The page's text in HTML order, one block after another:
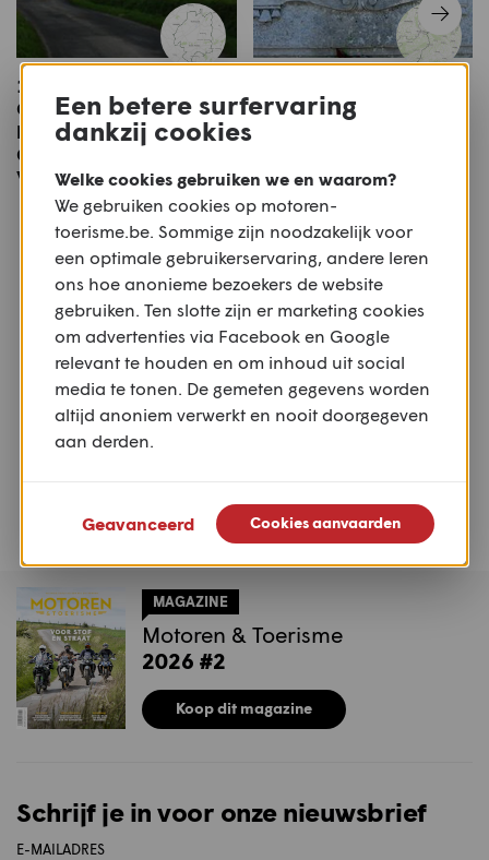
100 km - 20170528
Otegem - Fragnes -
Ellezelles - Schorisse -
Oudenaarde -
Wannegem - Otegem
Hexenlochmühle
Meer motoren
Of bekijk alleRetro,€0 - €6.000
Royal Enfield
Kawasaki
Meguro S1 2026
MAGAZINE
Motoren & Toerisme
2026 #2
Koop dit magazine
Schrijf je in voor onze nieuwsbrief
E-MAILADRES
Een betere surfervaring
dankzij cookies
Welke cookies gebruiken we en waarom?
We gebruiken cookies op motoren-
toerisme.be. Sommige zijn noodzakelijk voor
een optimale gebruikerservaring, andere leren
ons hoe anonieme bezoekers de website
gebruiken. Ten slotte zijn er marketing cookies
om advertenties via Facebook en Google
relevant te houden en om inhoud uit social
media te tonen. De gemeten gegevens worden
altijd anoniem verwerkt en nooit doorgegeven
aan derden.
Geavanceerd Cookies aanvaarden